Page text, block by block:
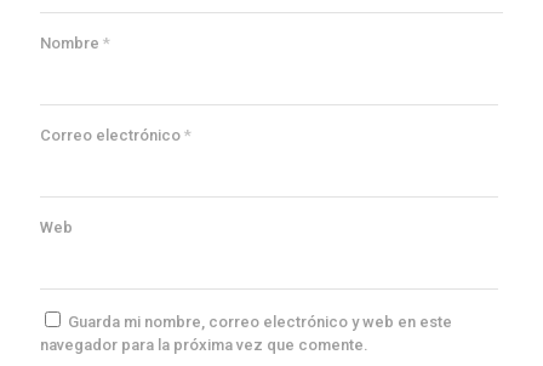
Nombre *
Correo electrónico *
Web
Guarda mi nombre, correo electrónico y web en este
navegador para la próxima vez que comente.